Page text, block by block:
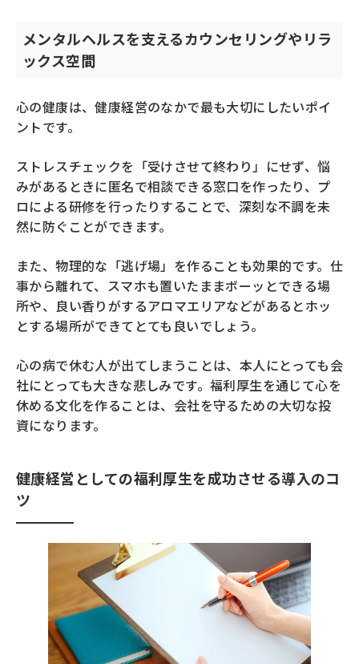
メンタルヘルスを支えるカウンセリングやリラ
ックス空間
心の健康は、健康経営のなかで最も大切にしたいポイ
ントです。
ストレスチェックを「受けさせて終わり」にせず、悩
みがあるときに匿名で相談できる窓口を作ったり、プ
ロによる研修を行ったりすることで、深刻な不調を未
然に防ぐことができます。
また、物理的な「逃げ場」を作ることも効果的です。仕
事から離れて、スマホも置いたままボーッとできる場
所や、良い香りがするアロマエリアなどがあるとホッ
とする場所ができてとても良いでしょう。
心の病で休む人が出てしまうことは、本人にとっても会
社にとっても大きな悲しみです。福利厚生を通じて心を
休める文化を作ることは、会社を守るための大切な投
資になります。
健康経営としての福利厚生を成功させる導入のコ
ツ